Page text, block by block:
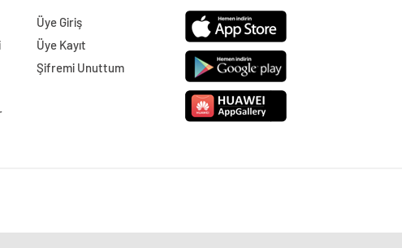
Üye Giriş
Üye Kayıt
Şifremi Unuttum